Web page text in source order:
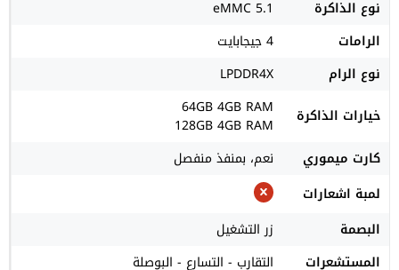
نوع الذاكرة
eMMC 5.1
الرامات
4 جيجابايت
نوع الرام
LPDDR4X
خيارات الذاكرة
64GB 4GB RAM
128GB 4GB RAM
كارت ميموري
نعم، بمنفذ منفصل
لمبة اشعارات
البصمة
زر التشغيل
المستشعرات
التقارب - التسارع - البوصلة